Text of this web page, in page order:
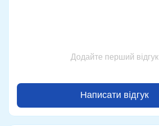
Додайте перший відгук
Написати відгук